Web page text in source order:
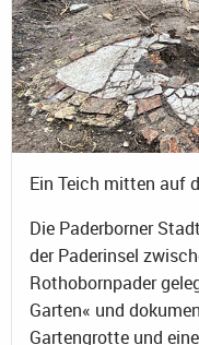
Ein Teich mitten auf
Die Paderborner
der Paderinsel
Rothobornpader
Garten« und
Gartengrotte und